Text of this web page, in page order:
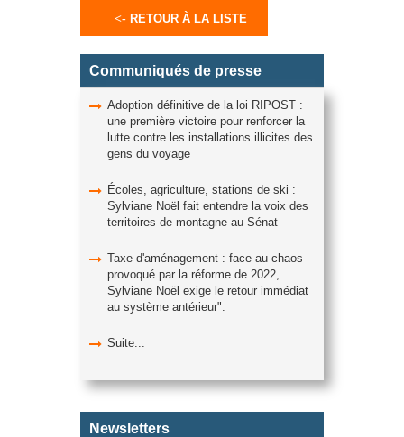
RETOUR À LA LISTE
Communiqués de presse
Adoption définitive de la loi RIPOST :
une première victoire pour renforcer la
lutte contre les installations illicites des
gens du voyage
Écoles, agriculture, stations de ski :
Sylviane Noël fait entendre la voix des
territoires de montagne au Sénat
Taxe d'aménagement : face au chaos
provoqué par la réforme de 2022,
Sylviane Noël exige le retour immédiat
au système antérieur".
Suite...
Newsletters